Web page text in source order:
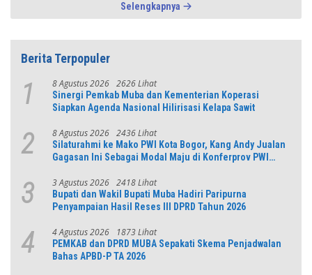
Selengkapnya
Berita Terpopuler
1 8 Agustus 2026 2626 Lihat
Sinergi Pemkab Muba dan Kementerian Koperasi
Siapkan Agenda Nasional Hilirisasi Kelapa Sawit
2 8 Agustus 2026 2436 Lihat
Silaturahmi ke Mako PWI Kota Bogor, Kang Andy Jualan
Gagasan Ini Sebagai Modal Maju di Konferprov PWI
3 3 Agustus 2026 2418 Lihat
Bupati dan Wakil Bupati Muba Hadiri Paripurna
Penyampaian Hasil Reses III DPRD Tahun 2026
4 4 Agustus 2026 1873 Lihat
PEMKAB dan DPRD MUBA Sepakati Skema Penjadwalan
Bahas APBD-P TA 2026